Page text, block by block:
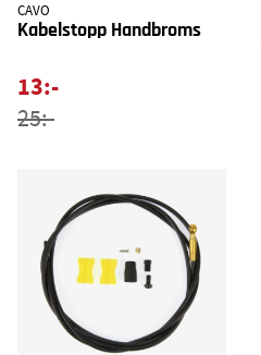
CAVO
Kabelstopp Handbroms
13:-
25:-